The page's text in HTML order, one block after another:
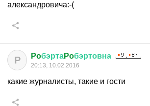
александровича:-(
P PoбэртаPoбэртовна
20:13, 10.02.2016
какие журналисты, такие и гости